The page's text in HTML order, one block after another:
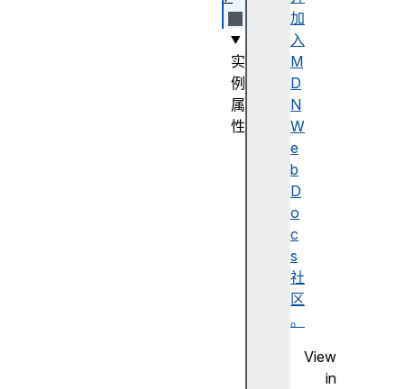
加
入
M
D
N
W
e
b
D
o
c
s
社
区
。
View
in
实
例
属
性